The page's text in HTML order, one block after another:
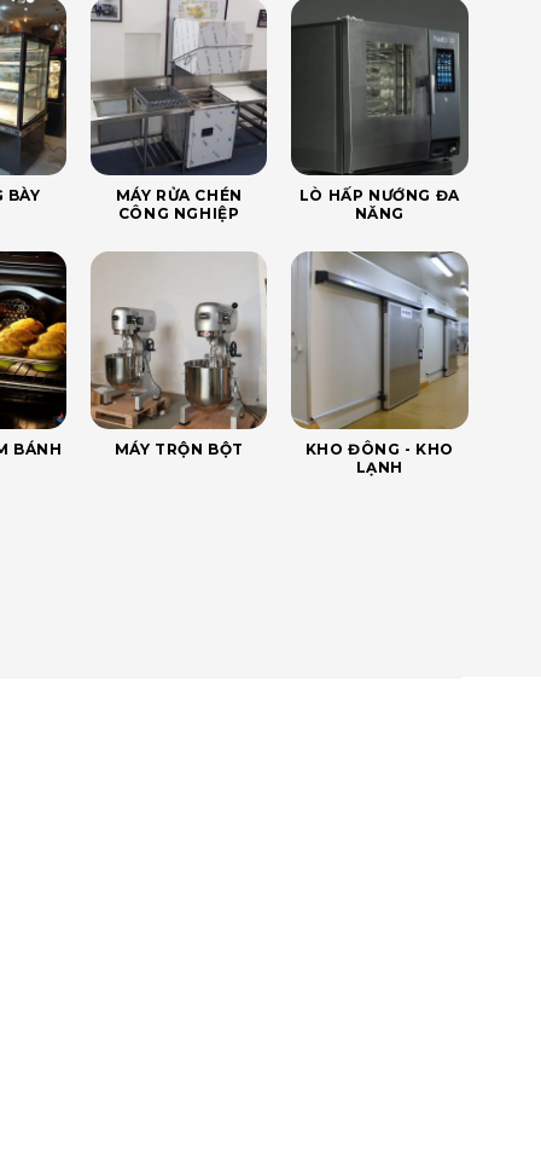
BÀY
MÁY RỬA CHÉN
CÔNG NGHIỆP
LÒ HẤP NƯỚNG ĐA
NĂNG
BÁNH MÁY TRỘN BỘT
KHO ĐÔNG - KHO
LẠNH